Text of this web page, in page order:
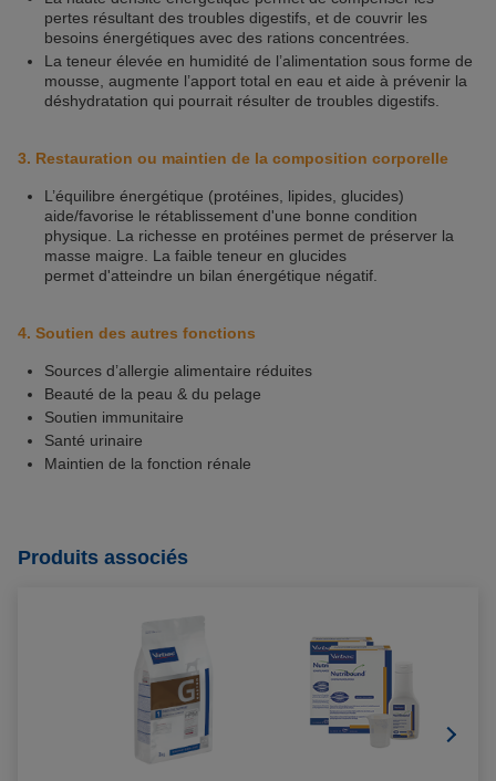
pertes résultant des troubles digestifs, et de couvrir les
besoins énergétiques avec des rations concentrées.
La teneur élevée en humidité de l’alimentation sous forme de
mousse, augmente l’apport total en eau et aide à prévenir la
déshydratation qui pourrait résulter de troubles digestifs.
3. Restauration ou maintien de la composition corporelle
L’équilibre énergétique (protéines, lipides, glucides)
aide/favorise le rétablissement d'une bonne condition
physique. La richesse en protéines permet de préserver la
masse maigre. La faible teneur en glucides
permet d'atteindre un bilan énergétique négatif.
4. Soutien des autres fonctions
Sources d’allergie alimentaire réduites
Beauté de la peau & du pelage
Soutien immunitaire
Santé urinaire
Maintien de la fonction rénale
Produits associés